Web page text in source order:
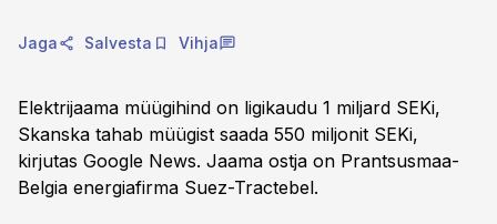
Jaga Salvesta Vihja
Elektrijaama müügihind on ligikaudu 1 miljard SEKi,
Skanska tahab müügist saada 550 miljonit SEKi,
kirjutas Google News. Jaama ostja on Prantsusmaa-
Belgia energiafirma Suez-Tractebel.